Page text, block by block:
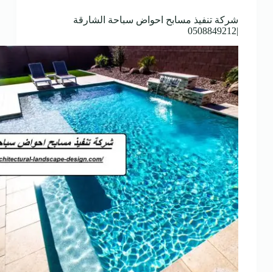
شركة تنفيذ مسابح احواض سباحة الشارقة
|0508849212